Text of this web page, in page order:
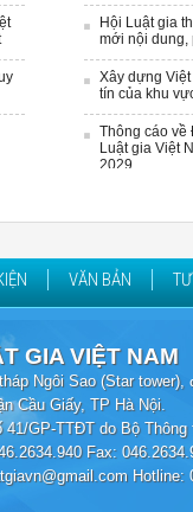
Hội Luật gia
mới nội dung,
Xây dựng
tín của khu
Thông cáo
Luật gia Việt
2029
VĂN BẢN
GIA VIỆT NAM
Ngôi Sao (Star
Cầu Giấy, TP Hà Nội.
41/GP-TTĐT do Bộ
Fax:
Hotline: